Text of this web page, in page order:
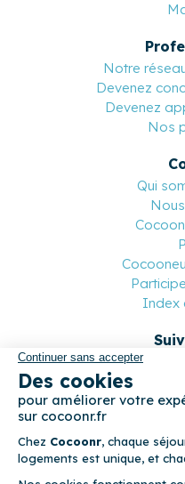
Notre
Devenez
Devenez
Nos
Qui
Index